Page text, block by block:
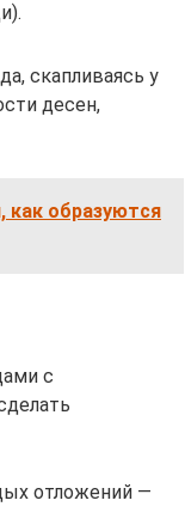
скапливаясь у
десен,
как образуются
с
отложений —